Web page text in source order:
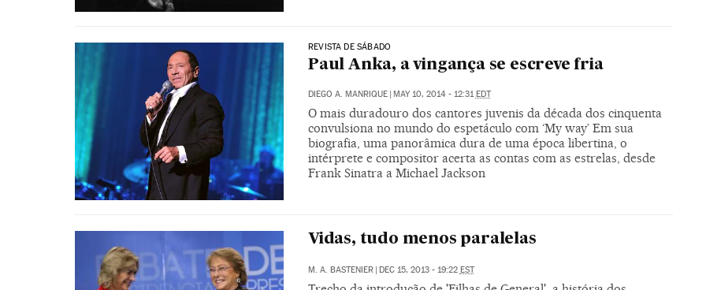
REVISTA DE SÁBADO
Paul Anka, a vingança se escreve fria
DIEGO A. MANRIQUE MAY 10, 2014 - 12:31 EDT
O mais duradouro dos cantores juvenis da década dos cinquenta
convulsiona no mundo do espetáculo com ‘My way’ Em sua
biografia, uma panorâmica dura de uma época libertina, o
intérprete e compositor acerta as contas com as estrelas, desde
Frank Sinatra a Michael Jackson
Vidas, tudo menos paralelas
M. A. BASTENIER DEC 15, 2013 - 19:22 EST